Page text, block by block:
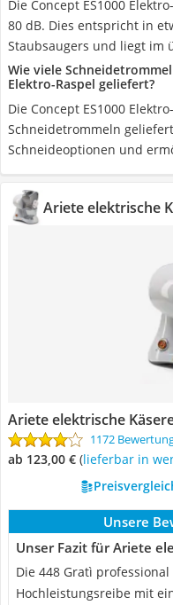
Die Concept ES1000
80 dB. Dies entspricht in
Staubsaugers und liegt im
Wie viele
Elektro-Raspel geliefert?
Die Concept ES1000
Schneidetrommeln
Schneideoptionen und
Ariete elektrische
Ariete elektrische
1172
ab 123,00 € ( Lieferbar in
Unsere
Unser Fazit für Ariete
Die 448 Gratì
Hochleistungsreibe mit